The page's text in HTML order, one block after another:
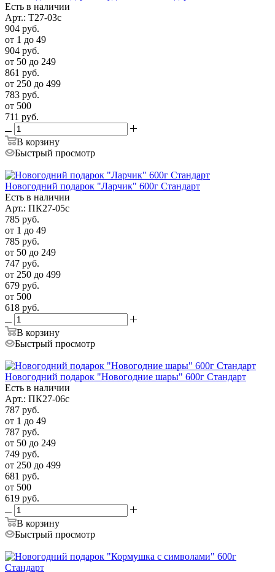
Есть в наличии
Арт.: Т27-03с
904 руб.
от 1 до 49
904 руб.
от 50 до 249
861 руб.
от 250 до 499
783 руб.
от 500
711 руб.
В корзину
Быстрый просмотр
Новогодний подарок "Ларчик" 600г Стандарт
Есть в наличии
Арт.: ПК27-05с
785 руб.
от 1 до 49
785 руб.
от 50 до 249
747 руб.
от 250 до 499
679 руб.
от 500
618 руб.
В корзину
Быстрый просмотр
Новогодний подарок "Новогодние шары" 600г Стандарт
Есть в наличии
Арт.: ПК27-06с
787 руб.
от 1 до 49
787 руб.
от 50 до 249
749 руб.
от 250 до 499
681 руб.
от 500
619 руб.
В корзину
Быстрый просмотр